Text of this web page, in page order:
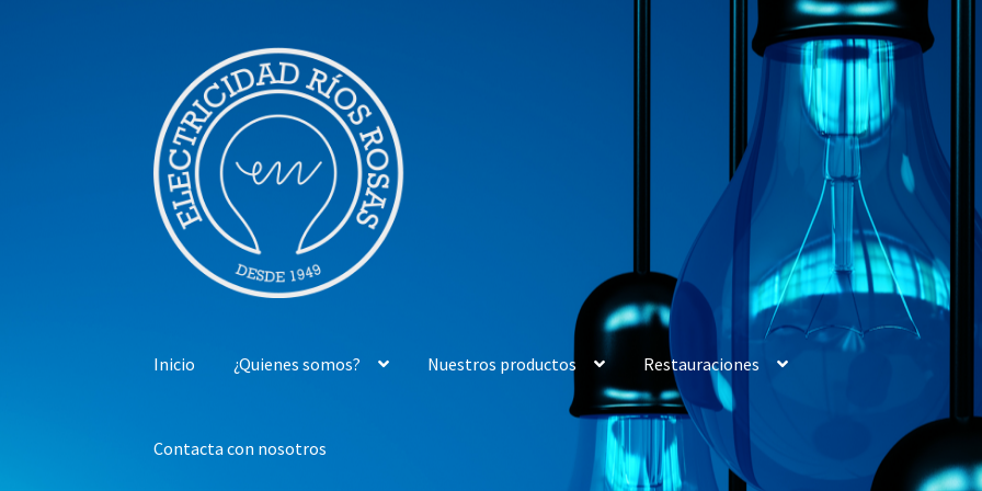
la
navegación
contenido
Inicio ¿Quienes somos? Nuestros productos Restauraciones
Contacta con nosotros